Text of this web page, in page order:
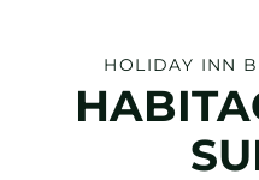
HOLIDAY INN